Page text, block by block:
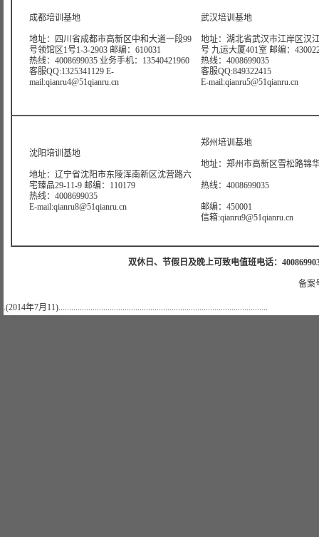
成都培训基地
地址：四川省成都市高新区中和大道一段99
号领馆区1号1-3-2903 邮编：610031
热线：4008699035 业务手机：13540421960
客服QQ:1325341129 E-
mail:qianru4@51qianru.cn
武汉培训基地
地址：湖北省武汉市江岸区汉
号 九运大厦401室 邮编：
热线：4008699035
客服QQ:849322415
E-mail:qianru5@51qianru.cn
沈阳培训基地
地址：辽宁省沈阳市东陵浑南新区沈营路六
宅臻品29-11-9 邮编：110179
热线：4008699035
E-mail:qianru8@51qianru.cn
郑州培训基地
地址：郑州市高新区雪松路锦
热线：4008699035
邮编：450001
信箱:qianru9@51qianru.cn
双休日、节假日及晚上可致电值班电话：
备案
.(2014年7月11)..................................................................................................